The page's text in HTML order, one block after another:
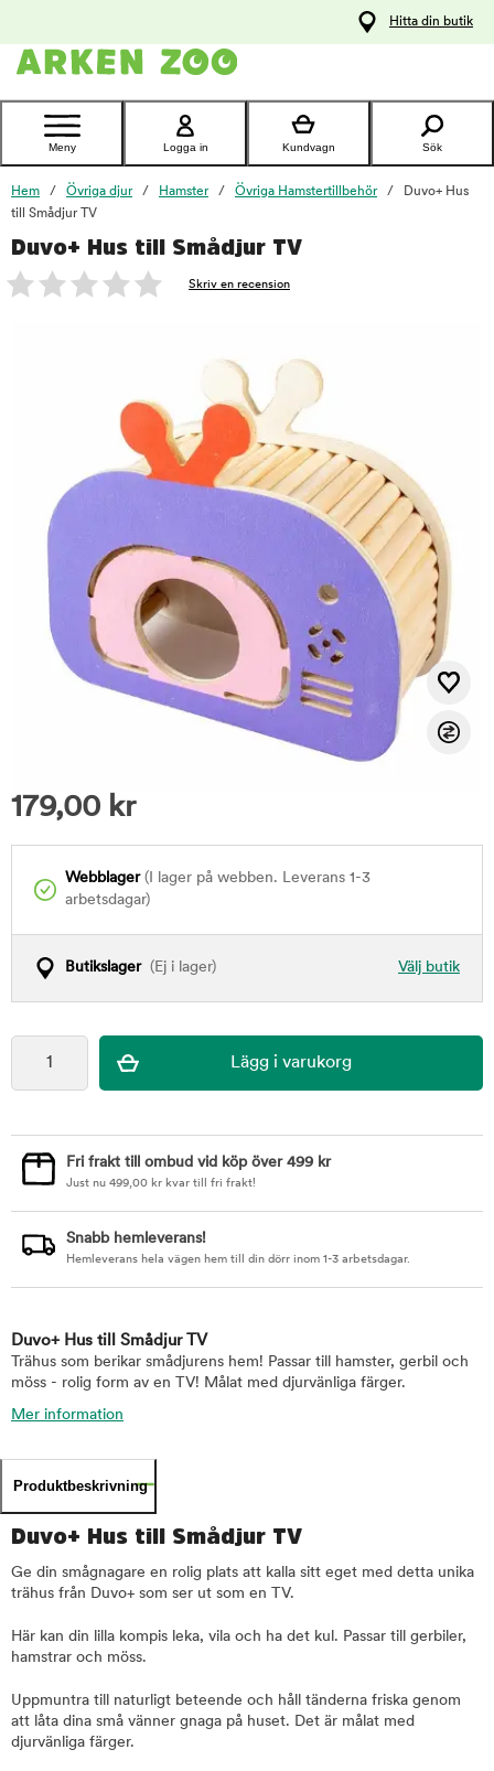
Kontakta
Hitta din butik
Meny Logga in Kundvagn Sök
Hem Övriga djur Hamster Övriga Hamstertillbehör
Duvo+ Hus
till Smådjur TV
Duvo+ Hus till Smådjur TV
Skriv en recension
179,00 kr
Webblager(I lager på webben. Leverans 1-3
arbetsdagar)
Välj butik
Butikslager(Ej i lager)
foo
Fri frakt till ombud vid köp över 499 kr
Just nu 499,00 kr kvar till fri frakt!
Snabb hemleverans!
Hemleverans hela vägen hem till din dörr inom 1-3 arbetsdagar.
Duvo+ Hus till Smådjur TV
Trähus som berikar smådjurens hem! Passar till hamster, gerbil och
möss - rolig form av en TV! Målat med djurvänliga färger.
Mer information
Produktbeskrivning
Duvo+ Hus till Smådjur TV
Ge din smågnagare en rolig plats att kalla sitt eget med detta unika
trähus från Duvo+ som ser ut som en TV.
Här kan din lilla kompis leka, vila och ha det kul. Passar till gerbiler,
hamstrar och möss.
Uppmuntra till naturligt beteende och håll tänderna friska genom
att låta dina små vänner gnaga på huset. Det är målat med
djurvänliga färger.